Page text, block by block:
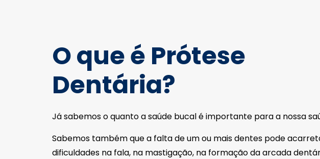
O que é Prótese
Dentária?
Já sabemos o quanto a saúde bucal é importante para a nossa
Sabemos também que a falta de um ou mais dentes pode
dificuldades na fala, na mastigação, na formação da arcada